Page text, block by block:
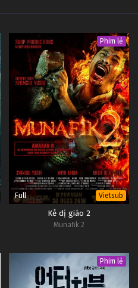
Phim lẻ
Full Vietsub
Kẻ dị giáo 2
Munafik 2
Phim lẻ